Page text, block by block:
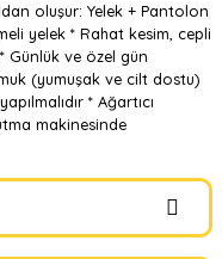
oluşur: Yelek + Pantolon
yelek * Rahat kesim, cepli
ve özel gün
(yumuşak ve cilt dostu)
* Ağartıcı
makinesinde